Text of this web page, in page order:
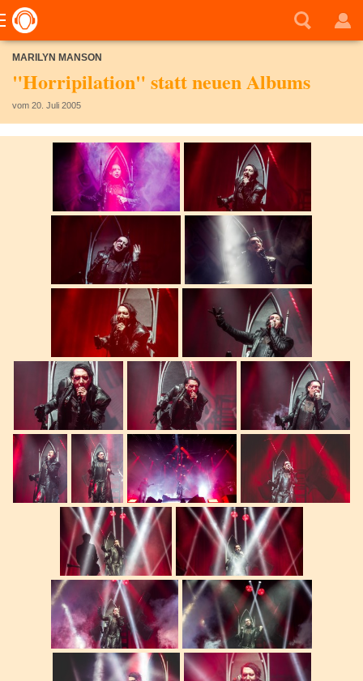
MARILYN MANSON
"Horripilation" statt neuen Albums
vom 20. Juli 2005